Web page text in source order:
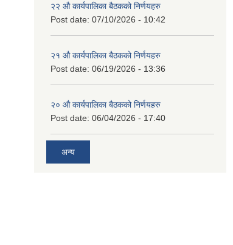
२२ औ कार्यपालिका बैठकको निर्णयहरु
Post date: 07/10/2026 - 10:42
२१ औ कार्यपालिका बैठकको निर्णयहरु
Post date: 06/19/2026 - 13:36
२० औ कार्यपालिका बैठकको निर्णयहरु
Post date: 06/04/2026 - 17:40
अन्य